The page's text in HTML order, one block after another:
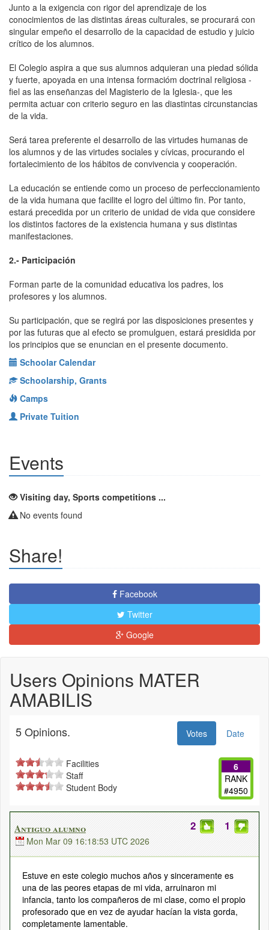
Junto a la exigencia con rigor del aprendizaje de los
conocimientos de las distintas áreas culturales, se procurará con
singular empeño el desarrollo de la capacidad de estudio y juicio
crítico de los alumnos.
El Colegio aspira a que sus alumnos adquieran una piedad sólida
y fuerte, apoyada en una intensa formacióm doctrinal religiosa -
fiel as las enseñanzas del Magisterio de la Iglesia-, que les
permita actuar con criterio seguro en las diastintas circunstancias
de la vida.
Será tarea preferente el desarrollo de las virtudes humanas de
los alumnos y de las virtudes sociales y cívicas, procurando el
fortalecimiento de los hábitos de convivencia y cooperación.
La educación se entiende como un proceso de perfeccionamiento
de la vida humana que facilite el logro del último fin. Por tanto,
estará precedida por un criterio de unidad de vida que considere
los distintos factores de la existencia humana y sus distintas
manifestaciones.
2.- Participación
Forman parte de la comunidad educativa los padres, los
profesores y los alumnos.
Su participación, que se regirá por las disposiciones presentes y
por las futuras que al efecto se promulguen, estará presidida por
los principios que se enuncian en el presente documento.
Schoolar Calendar
Schoolarship, Grants
Camps
Private Tuition
Events
Visiting day, Sports competitions ...
No events found
Share!
Facebook
Twitter
Google
Users Opinions MATER
AMABILIS
5 Opinions. Votes Date
Facilities
Staff
Student Body
6
RANK
#4950
1
2
Antiguo alumno
Mon Mar 09 16:18:53 UTC 2026
Estuve en este colegio muchos años y sinceramente es
una de las peores etapas de mi vida, arruinaron mi
infancia, tanto los compañeros de mi clase, como el propio
profesorado que en vez de ayudar hacían la vista gorda,
completamente lamentable.